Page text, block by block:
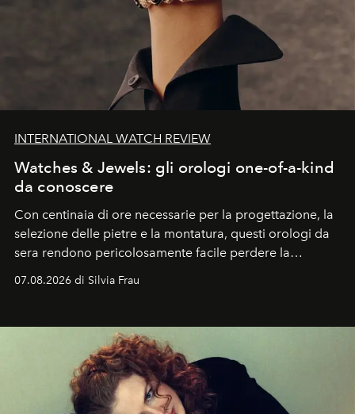
INTERNATIONAL WATCH REVIEW
Watches & Jewels: gli orologi one-of-a-kind
da conoscere
Con centinaia di ore necessarie per la progettazione, la
selezione delle pietre e la montatura, questi orologi da
sera rendono pericolosamente facile perdere la
cognizione del tempo. Ma con quadranti così
07.08.2026 di Silvia Frau